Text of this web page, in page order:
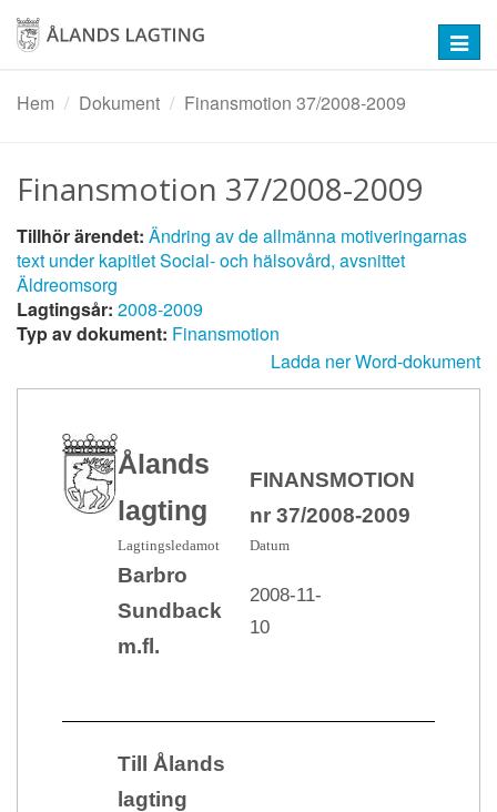
Hoppa
huvudinnehåll
Hem
Dokument Finansmotion 37/2008-2009
Finansmotion 37/2008-2009
Tillhör ärendet: Ändring av de allmänna motiveringarnas
text under kapitlet Social- och hälsovård, avsnittet
Äldreomsorg
Lagtingsår: 2008-2009
Typ av dokument: Finansmotion
Ladda ner Word-dokument
Ålands
lagting
FINANSMOTION
nr 37/2008-2009
Lagtingsledamot Datum
Barbro
Sundback
m.fl.
2008-11-
10
Till Ålands
lagting